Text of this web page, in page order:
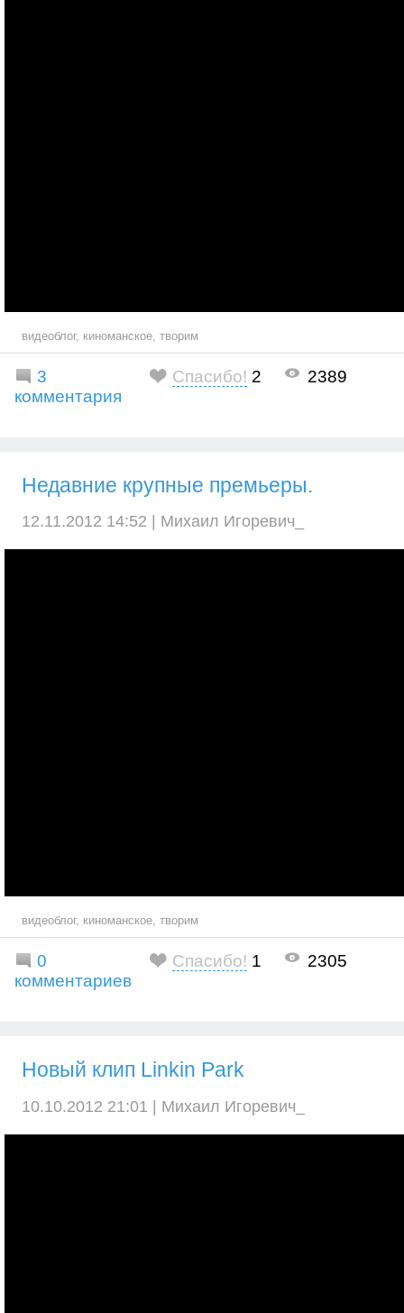
видеоблог, киноманское творим
3
комментария
Спасибо! 2 2389
Недавние крупные премьеры.
12.11.2012 14:52 | Михаил Игоревич_
видеоблог, киноманское, творим
0
комментариев
Спасибо! 1 2305
Новый клип Linkin Park
10.10.2012 21:01 | Михаил Игоревич_